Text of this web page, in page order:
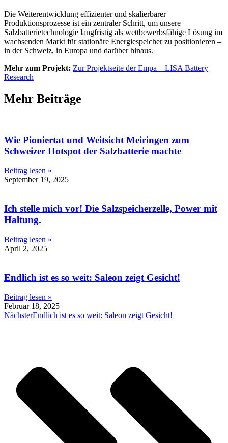
Die Weiterentwicklung effizienter und skalierbarer
Produktionsprozesse ist ein zentraler Schritt, um unsere
Salzbatterietechnologie langfristig als wettbewerbsfähige Lösung im
wachsenden Markt für stationäre Energiespeicher zu positionieren –
in der Schweiz, in Europa und darüber hinaus.
Mehr zum Projekt: Zur Projektseite der Empa – LISA Battery
Research
Mehr Beiträge
Wie Pioniertat und Weitsicht Meiringen zum
Schweizer Hotspot der Salzbatterie machte
Beitrag lesen »
September 19, 2025
Ich stelle mich vor! Die Salzspeicherzelle, Power mit
Haltung.
Beitrag lesen »
April 2, 2025
Endlich ist es so weit: Saleon zeigt Gesicht!
Beitrag lesen »
Februar 18, 2025
NächsterEndlich ist es so weit: Saleon zeigt Gesicht!